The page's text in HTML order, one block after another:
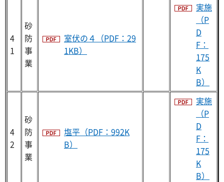
4
1
砂
防
事
業
室伏の４（PDF：29
1KB）
実施
（P
D
F：
175
K
B）
4
2
砂
防
事
業
塩平（PDF：992K
B）
実施
（P
D
F：
175
K
B）